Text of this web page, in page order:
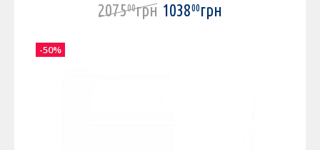
207500грн 103800грн
-50%